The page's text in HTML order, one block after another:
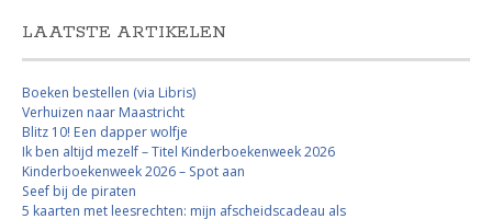
LAATSTE ARTIKELEN
Boeken bestellen (via Libris)
Verhuizen naar Maastricht
Blitz 10! Een dapper wolfje
Ik ben altijd mezelf – Titel Kinderboekenweek 2026
Kinderboekenweek 2026 – Spot aan
Seef bij de piraten
5 kaarten met leesrechten: mijn afscheidscadeau als